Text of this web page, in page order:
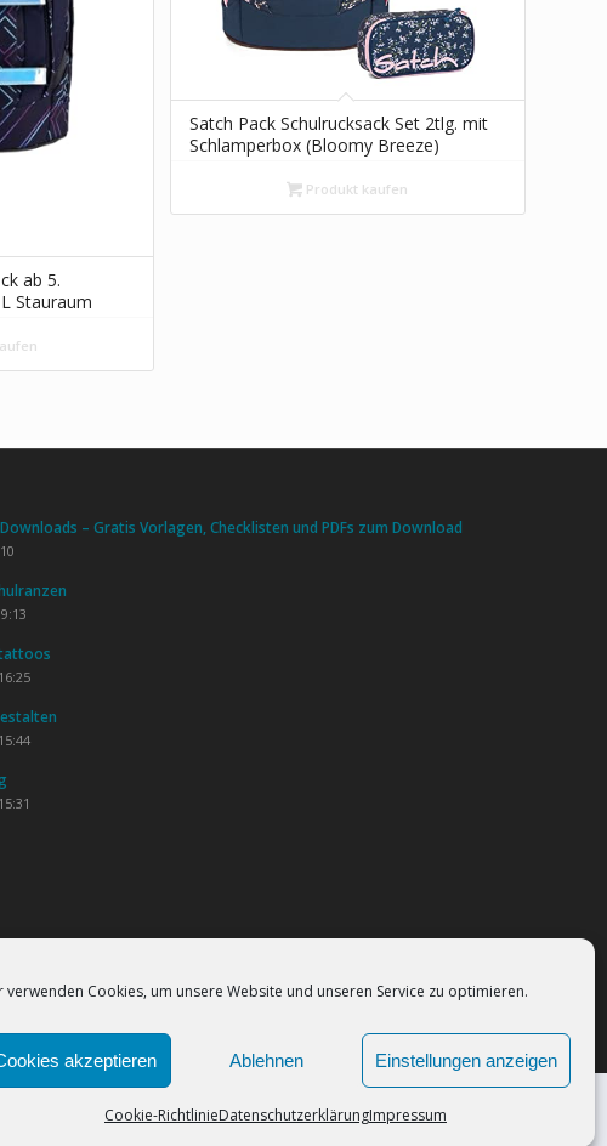
Sie der Verwendung von Cookies zu.
verwenden Cookies, um unsere Website und unseren Service zu optimieren.
akzeptieren Ablehnen Einstellungen anzeigen
Cookie-RichtlinieDatenschutzerklärungImpressum
ab 5.
Stauraum
Satch Pack Schulrucksack Set 2tlg. mit
Schlamperbox (Bloomy Breeze)
Produkt kaufen
– Gratis Vorlagen, Checklisten und PDFs zum Download
Impressum AGB Datenschutz Cookie-Richtlinie (EU)